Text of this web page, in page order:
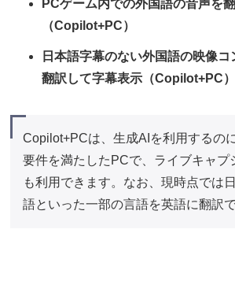
PCゲーム内での外国語の音声を
（Copilot+PC）
日本語字幕のない外国語の映像
翻訳して字幕表示（Copilot+PC）
Copilot+PCは、生成AIを利用するの
要件を満たしたPCで、ライブキャプ
も利用できます。なお、現時点では
語といった一部の言語を英語に翻訳